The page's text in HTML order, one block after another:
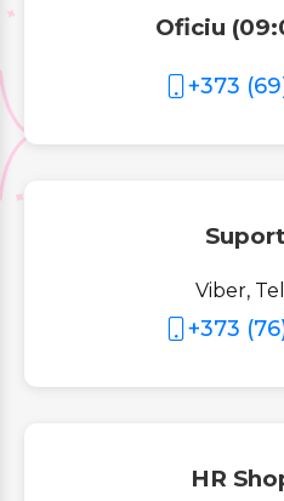
Oficiu
+373
Viber,
+373
HR